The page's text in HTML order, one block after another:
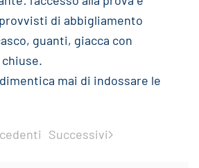
di abbigliamento
guanti, giacca con
mai di indossare le
Successivi